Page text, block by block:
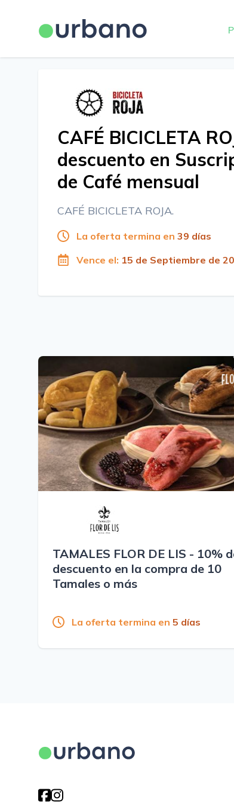
CAFÉ BICICLETA
descuento en
de Café mensual
CAFÉ BICICLETA ROJA.
La oferta termina en 39 días
Vence el: 15 de Septiembre de
TAMALES FLOR DE LIS - 10%
descuento en la compra de 10
Tamales o más
La oferta termina en 5 días